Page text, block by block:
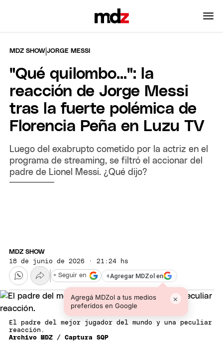
MDZ SHOW |JORGE MESSI
"Qué quilombo...": la
reacción de Jorge Messi
tras la fuerte polémica de
Florencia Peña en Luzu TV
Luego del exabrupto cometido por la actriz en el
programa de streaming, se filtró el accionar del
padre de Lionel Messi. ¿Qué dijo?
MDZ SHOW
18 de junio de 2026 · 21:24 hs
+Agregar MDZol en
Agregá MDZol a tus medios
preferidos en Google
×
+ Seguir en
El padre del mejor jugador del mundo y una peculiar
reacción.
Archivo MDZ / Captura SQP